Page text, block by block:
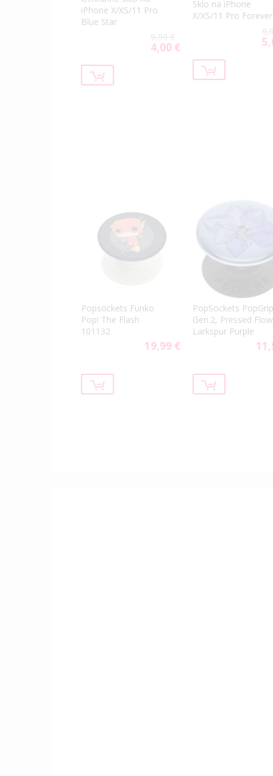
iPhone X/XS/11 Pro
Blue Star
9,99 €
Special
4,00 €
Sklo na iPhone
X/XS/11 Pro Forever
Popsockets Funko
Pop! The Flash
101132
19,99 €
PopSockets PopGrip
Gen.2, Pressed
Larkspur Purple